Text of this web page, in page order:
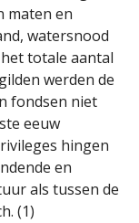
maten en
watersnood
totale aantal
werden de
fondsen niet
eeuw
hingen
en
als tussen de
(1)